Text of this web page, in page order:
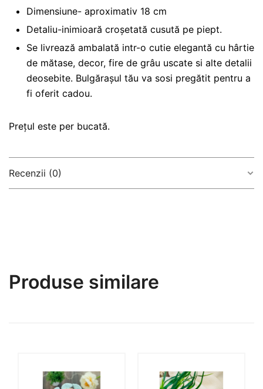
Dimensiune- aproximativ 18 cm
Detaliu-inimioară croșetată cusută pe piept.
Se livrează ambalată intr-o cutie elegantă cu hârtie
de mătase, decor, fire de grâu uscate si alte detalii
deosebite. Bulgărașul tău va sosi pregătit pentru a
fi oferit cadou.
Prețul este per bucată.
Recenzii (0)
Produse similare